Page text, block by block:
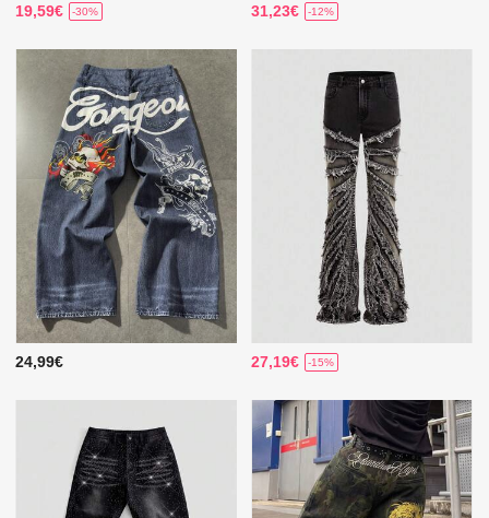
19,59€ -30% 31,23€ -12%
24,99€ 27,19€ -15%